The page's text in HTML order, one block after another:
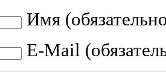
Имя
E-Mail